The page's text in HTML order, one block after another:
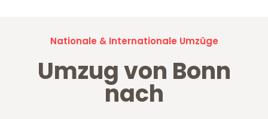
Nationale & Internationale Umzüge
Umzug von Bonn
nach